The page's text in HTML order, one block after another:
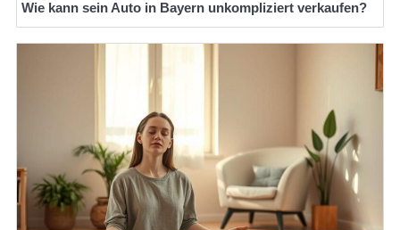
Wie kann sein Auto in Bayern unkompliziert verkaufen?